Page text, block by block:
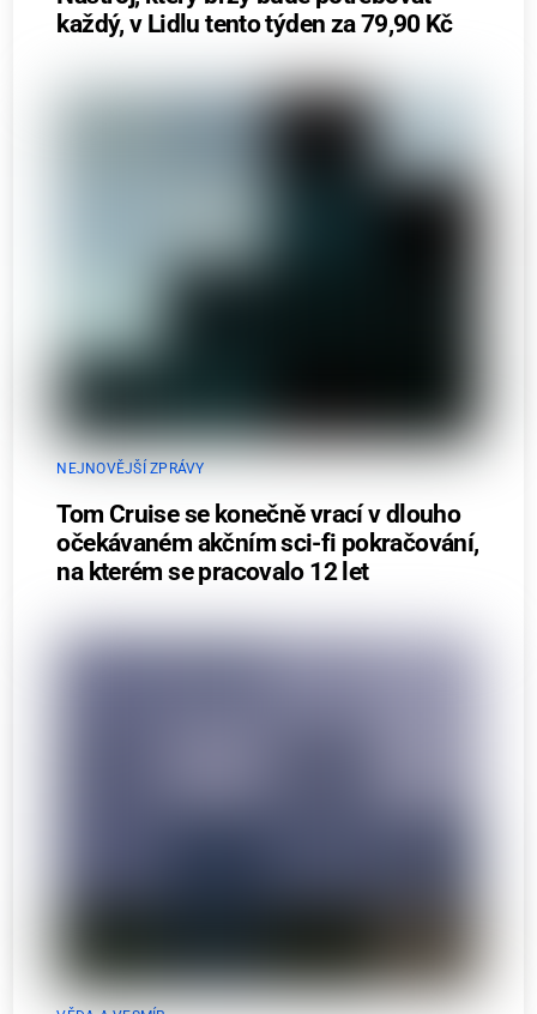
každý, v Lidlu tento týden za 79,90 Kč
NEJNOVĚJŠÍ ZPRÁVY
Tom Cruise se konečně vrací v dlouho
očekávaném akčním sci-fi pokračování,
na kterém se pracovalo 12 let